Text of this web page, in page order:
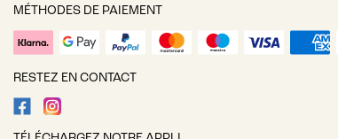
MÉTHODES DE PAIEMENT
RESTEZ EN CONTACT